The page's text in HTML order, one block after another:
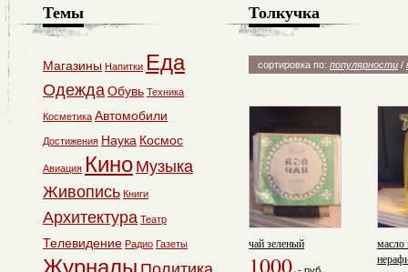
Толкучка
сортировка по: популярности /
чай зеленый
1000.
масло
Темы
Магазины Напитки Еда
ОдеждаОбувь Техника
Косметика Автомобили
Достижения Наука Космос
Авиация Кино Музыка
Живопись Книги
Архитектура Театр
Телевидение Радио Газеты
Журналы